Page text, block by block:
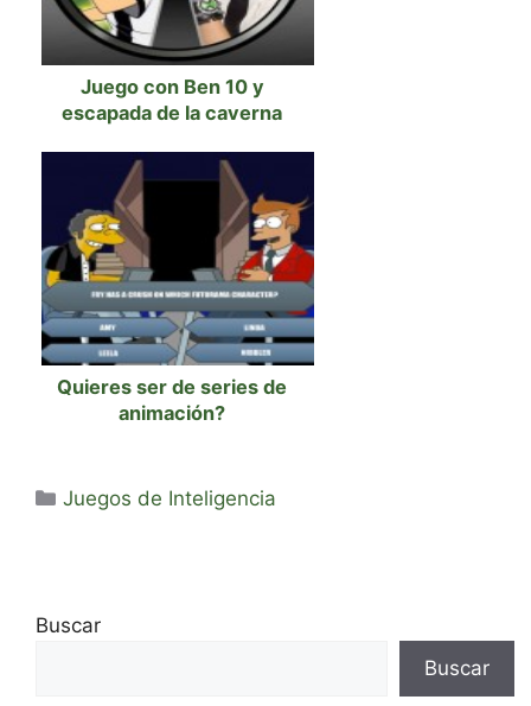
Juego con Ben 10 y
escapada de la caverna
Quieres ser de series de
animación?
Categorías
Juegos de Inteligencia
Buscar
Buscar